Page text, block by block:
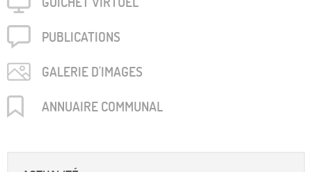
PUBLICA­TIONS
GALERIE D'IMAGES
ANNUAIRE COMMUNAL